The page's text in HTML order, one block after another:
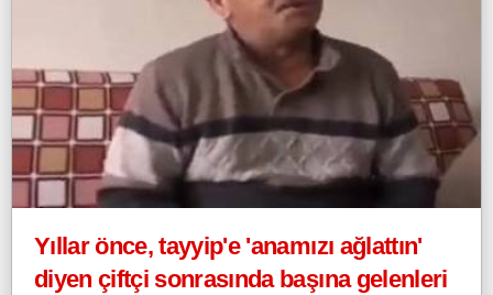
Yıllar önce, tayyip'e 'anamızı ağlattın'
diyen çiftçi sonrasında başına gelenleri